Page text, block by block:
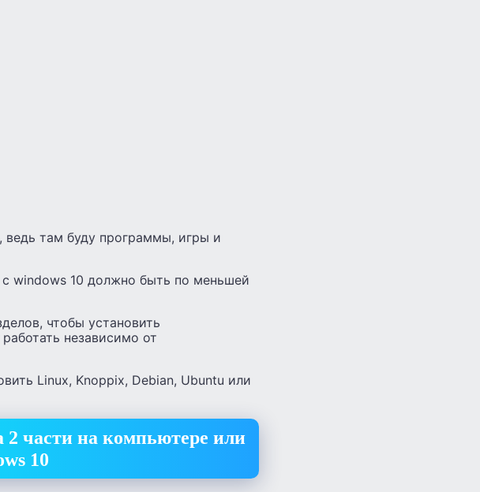
ведь там буду программы, игры и
windows 10 должно быть по меньшей
чтобы установить
независимо от
Linux, Knoppix, Debian, Ubuntu или
2 части на компьютере или
10